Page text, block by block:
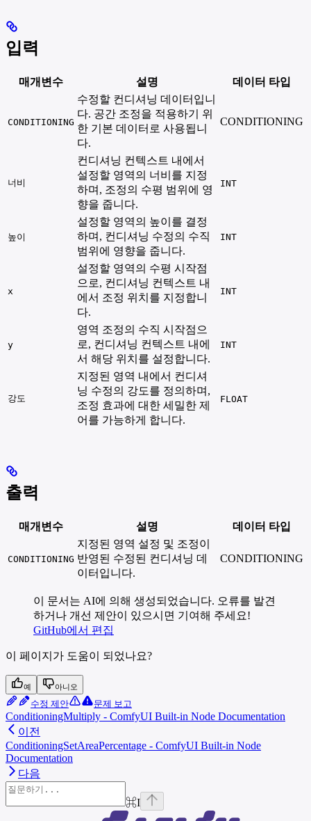
입력
매개변수 설명 데이터 타입
CONDITIONING
수정할 컨디셔닝 데이터입니
다. 공간 조정을 적용하기 위
한 기본 데이터로 사용됩니
다.
CONDITIONING
너비
컨디셔닝 컨텍스트 내에서
설정할 영역의 너비를 지정
하며, 조정의 수평 범위에 영
향을 줍니다.
INT
높이
설정할 영역의 높이를 결정
하며, 컨디셔닝 수정의 수직
범위에 영향을 줍니다.
INT
x
설정할 영역의 수평 시작점
으로, 컨디셔닝 컨텍스트 내
에서 조정 위치를 지정합니
다.
INT
y
영역 조정의 수직 시작점으
로, 컨디셔닝 컨텍스트 내에
서 해당 위치를 설정합니다.
INT
강도
지정된 영역 내에서 컨디셔
닝 수정의 강도를 정의하며,
조정 효과에 대한 세밀한 제
어를 가능하게 합니다.
FLOAT
출력
매개변수 설명 데이터 타입
CONDITIONING
지정된 영역 설정 및 조정이
반영된 수정된 컨디셔닝 데
이터입니다.
CONDITIONING
이 문서는 AI에 의해 생성되었습니다. 오류를 발견
하거나 개선 제안이 있으시면 기여해 주세요!
GitHub에서 편집
이 페이지가 도움이 되었나요?
예 아니오
수정 제안 문제 보고
ConditioningMultiply - ComfyUI Built-in Node Documentation
이전
ConditioningSetAreaPercentage - ComfyUI Built-in Node
Documentation
다음
⌘I